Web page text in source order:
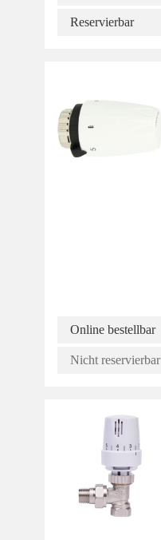
Reservierbar
Online bestellbar
Nicht reservierbar